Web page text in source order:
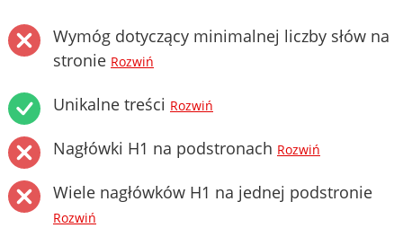
Wymóg dotyczący minimalnej liczby słów na
stronie Rozwiń
Unikalne treści Rozwiń
Nagłówki H1 na podstronach Rozwiń
Wiele nagłówków H1 na jednej podstronie
Rozwiń